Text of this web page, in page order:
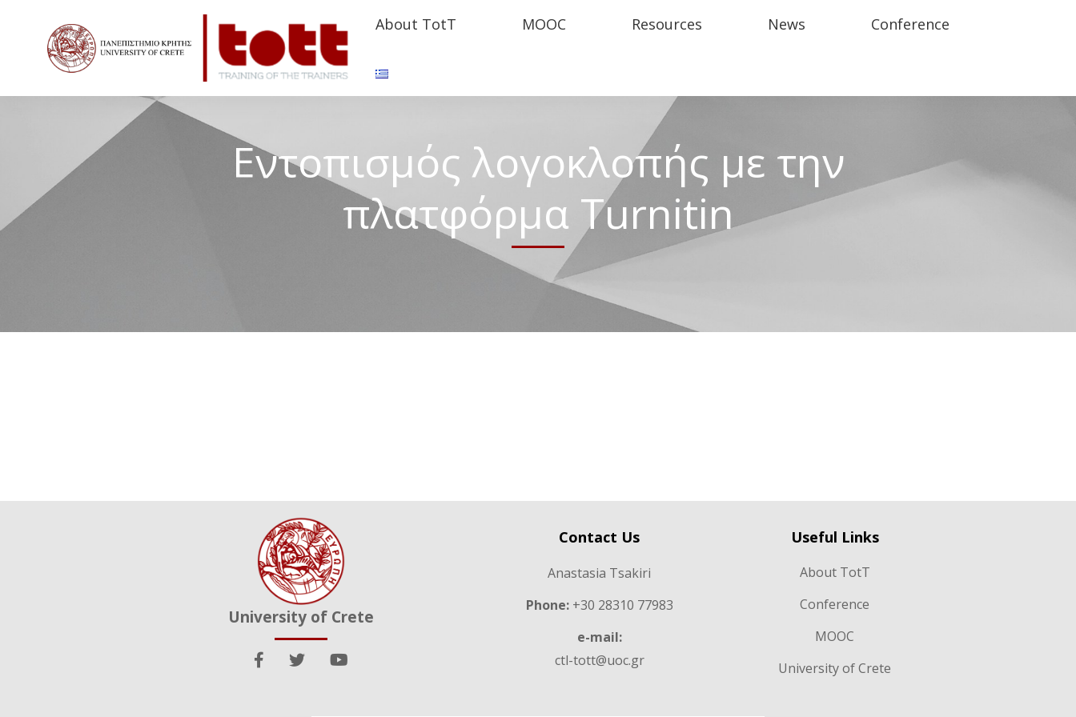
About TotT MOOC Resources News Conference
Home Resources / Πηγές Εντοπισμός λογοκλοπής με την πλατφόρμα Turnitin
Εντοπισμός λογοκλοπής με την
πλατφόρμα Turnitin
University of Crete
Contact Us
Anastasia Tsakiri
Phone:+30 28310 77983
e-mail:
ctl-tott@uoc.gr
Useful Links
About TotT
Conference
MOOC
University of Crete